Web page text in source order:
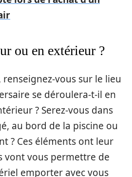
ou en extérieur ?
renseignez-vous sur le lieu
se déroulera-t-il en
? Serez-vous dans
au bord de la piscine ou
? Ces éléments ont leur
vont vous permettre de
emporter avec vous